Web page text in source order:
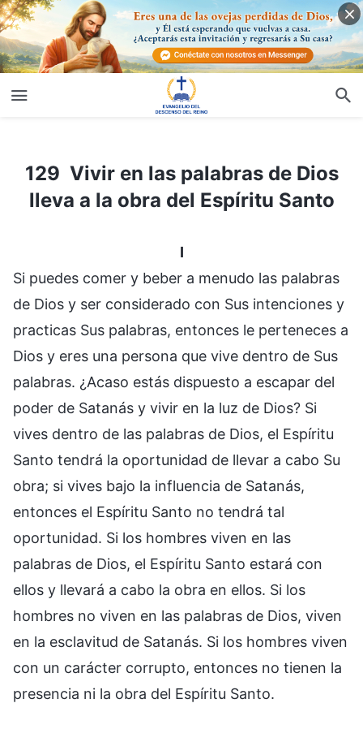
129 Vivir en las palabras de Dios
lleva a la obra del Espíritu Santo
I
Si puedes comer y beber a menudo las palabras
de Dios y ser considerado con Sus intenciones y
practicas Sus palabras, entonces le perteneces a
Dios y eres una persona que vive dentro de Sus
palabras. ¿Acaso estás dispuesto a escapar del
poder de Satanás y vivir en la luz de Dios? Si
vives dentro de las palabras de Dios, el Espíritu
Santo tendrá la oportunidad de llevar a cabo Su
obra; si vives bajo la influencia de Satanás,
entonces el Espíritu Santo no tendrá tal
oportunidad. Si los hombres viven en las
palabras de Dios, el Espíritu Santo estará con
ellos y llevará a cabo la obra en ellos. Si los
hombres no viven en las palabras de Dios, viven
en la esclavitud de Satanás. Si los hombres viven
con un carácter corrupto, entonces no tienen la
presencia ni la obra del Espíritu Santo.